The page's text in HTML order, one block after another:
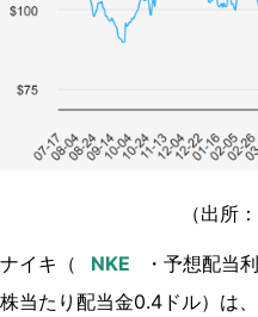
（出所
ナイキ（ ・予想配当
株当たり配当金0.4 ドル） は